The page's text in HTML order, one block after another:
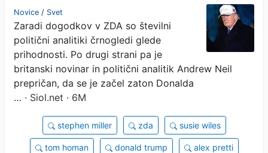
Novice / Svet
Zaradi dogodkov v ZDA so številni
politični analitiki črnogledi glede
prihodnosti. Po drugi strani pa je
britanski novinar in politični analitik Andrew Neil
prepričan, da se je začel zaton Donalda
… · Siol.net · 6M
stephen miller zda susie wiles
tom homan donald trump alex pretti